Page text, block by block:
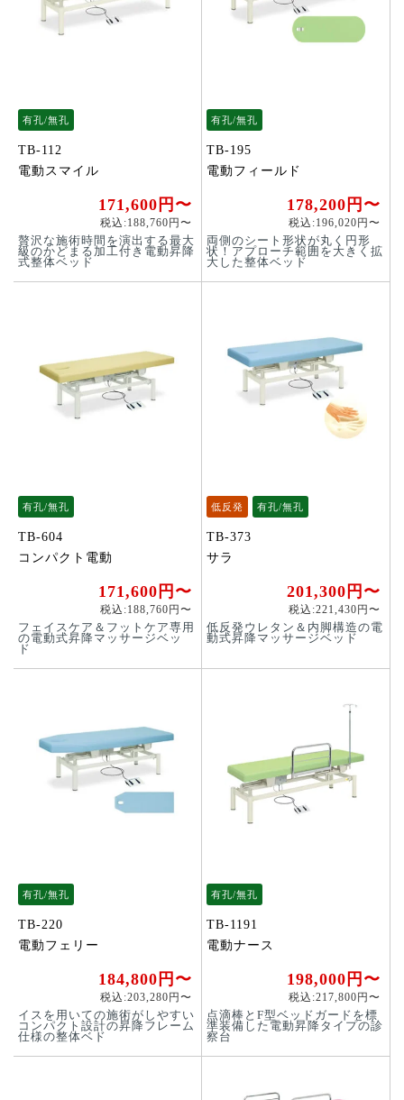
有孔/無孔
TB-112
電動スマイル
171,600円〜
税込:188,760円〜
贅沢な施術時間を演出する最大
級のかどまる加工付き電動昇降
式整体ベッド
有孔/無孔
TB-195
電動フィールド
178,200円〜
税込:196,020円〜
両側のシート形状が丸く円形
状！アプローチ範囲を大きく拡
大した整体ベッド
有孔/無孔
TB-604
コンパクト電動
171,600円〜
税込:188,760円〜
フェイスケア＆フットケア専用
の電動式昇降マッサージベッ
ド
低反発 有孔/無孔
TB-373
サラ
201,300円〜
税込:221,430円〜
低反発ウレタン＆内脚構造の電
動式昇降マッサージベッド
有孔/無孔
TB-220
電動フェリー
184,800円〜
税込:203,280円〜
イスを用いての施術がしやすい
コンパクト設計の昇降フレーム
仕様の整体ベド
有孔/無孔
TB-1191
電動ナース
198,000円〜
税込:217,800円〜
点滴棒とF型ベッドガードを標
準装備した電動昇降タイプの診
察台